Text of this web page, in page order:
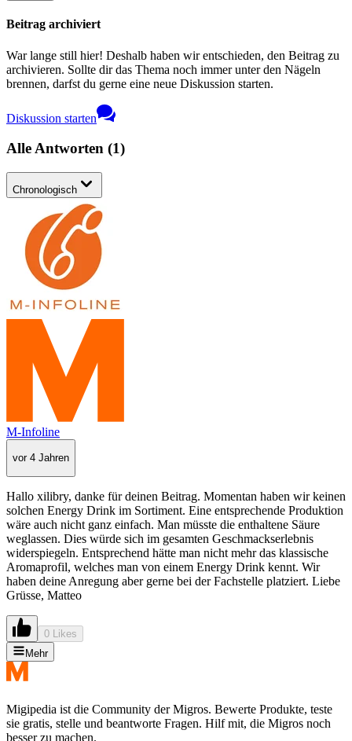
Beitrag archiviert
War lange still hier! Deshalb haben wir entschieden, den Beitrag zu
archivieren. Sollte dir das Thema noch immer unter den Nägeln
brennen, darfst du gerne eine neue Diskussion starten.
Diskussion starten
Alle Antworten (1)
Chronologisch
M-Infoline
vor 4 Jahren
Hallo xilibry, danke für deinen Beitrag. Momentan haben wir keinen
solchen Energy Drink im Sortiment. Eine entsprechende Produktion
wäre auch nicht ganz einfach. Man müsste die enthaltene Säure
weglassen. Dies würde sich im gesamten Geschmackserlebnis
widerspiegeln. Entsprechend hätte man nicht mehr das klassische
Aromaprofil, welches man von einem Energy Drink kennt. Wir
haben deine Anregung aber gerne bei der Fachstelle platziert. Liebe
Grüsse, Matteo
0 Likes
Mehr
Migipedia ist die Community der Migros. Bewerte Produkte, teste
sie gratis, stelle und beantworte Fragen. Hilf mit, die Migros noch
besser zu machen.